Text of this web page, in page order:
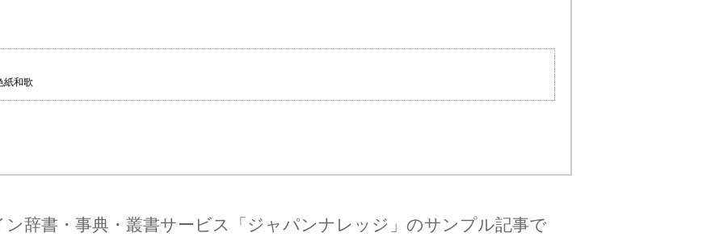
紙和歌
ン辞書・事典・叢書サービス「ジャパンナレッジ」のサンプル記事で